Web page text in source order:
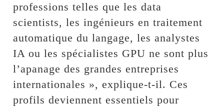
professions telles que les data
scientists, les ingénieurs en traitement
automatique du langage, les analystes
IA ou les spécialistes GPU ne sont plus
l’apanage des grandes entreprises
internationales », explique-t-il. Ces
profils deviennent essentiels pour